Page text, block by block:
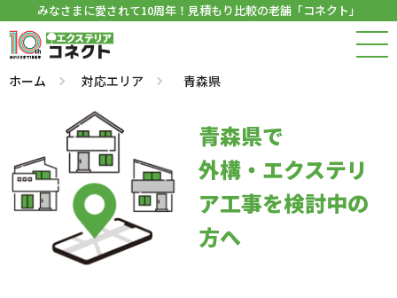
みなさまに愛されて10周年！見積もり比較の老舗「コネクト」
ホーム 対応エリア 青森県
青森県で
外構・エクステリ
ア工事を検討中の
方へ